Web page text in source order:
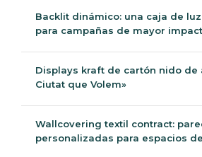
Backlit dinámico: una caja de
para campañas de mayor
Displays kraft de cartón nido de
Ciutat que Volem»
Wallcovering textil contract:
personalizadas para espacios